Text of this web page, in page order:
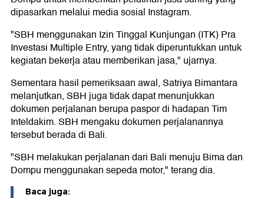
dipasarkan melalui media sosial Instagram.
"SBH menggunakan Izin Tinggal Kunjungan (ITK) Pra
Investasi Multiple Entry, yang tidak diperuntukkan untuk
kegiatan bekerja atau memberikan jasa," ujarnya.
Sementara hasil pemeriksaan awal, Satriya Bimantara
melanjutkan, SBH juga tidak dapat menunjukkan
dokumen perjalanan berupa paspor di hadapan Tim
Inteldakim. SBH mengaku dokumen perjalanannya
tersebut berada di Bali.
"SBH melakukan perjalanan dari Bali menuju Bima dan
Dompu menggunakan sepeda motor," terang dia.
Baca juga: